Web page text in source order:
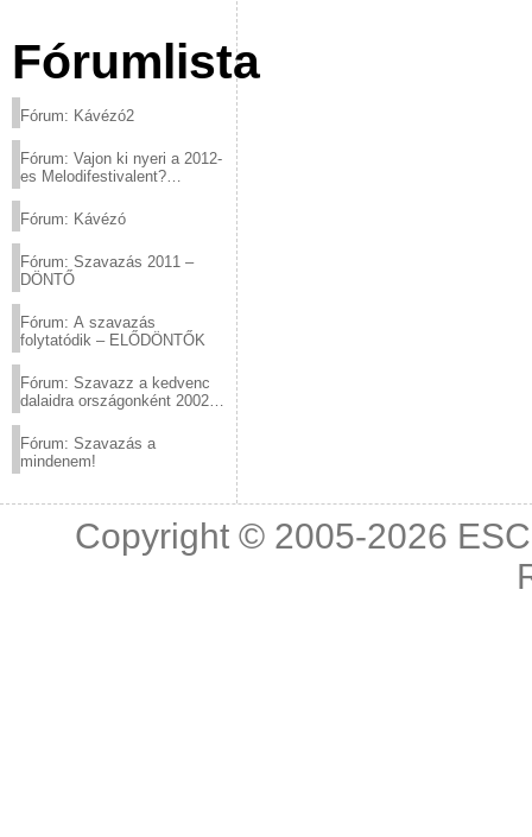
Fórumlista
Fórum: Kávézó2
Fórum: Vajon ki nyeri a 2012-
es Melodifestivalent?
Fórum: Kávézó
Fórum: Szavazás 2011 –
DÖNTŐ
Fórum: A szavazás
folytatódik – ELŐDÖNTŐK
Fórum: Szavazz a kedvenc
dalaidra országonként 2002
Fórum: Szavazás a
mindenem!
Copyright © 2005-2026